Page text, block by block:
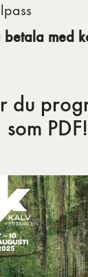
med
du
som PDF!